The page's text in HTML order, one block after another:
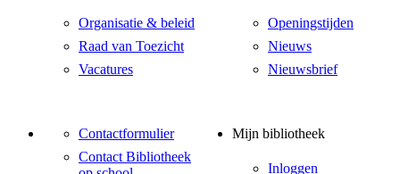
Organisatie & beleid
Raad van Toezicht
Vacatures
Openingstijden
Nieuws
Nieuwsbrief
Contactformulier
Contact Bibliotheek
Mijn bibliotheek
Inloggen